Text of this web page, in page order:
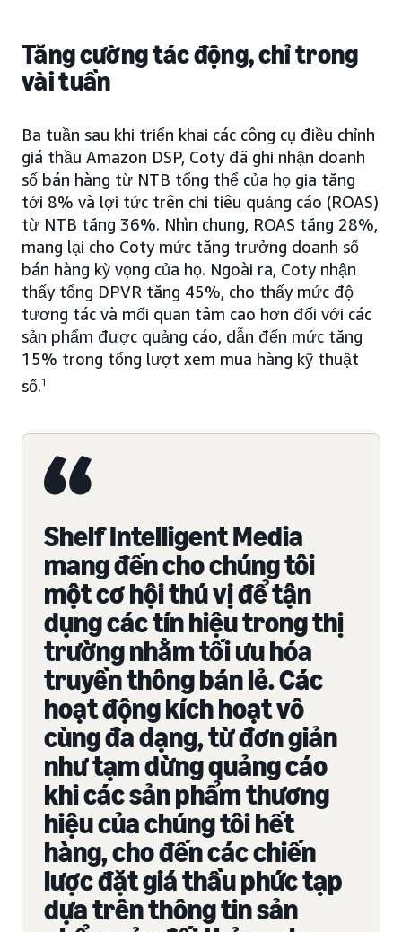
Tăng cường tác động, chỉ trong
vài tuần
Ba tuần sau khi triển khai các công cụ điều chỉnh
giá thầu Amazon DSP, Coty đã ghi nhận doanh
số bán hàng từ NTB tổng thể của họ gia tăng
tới 8% và lợi tức trên chi tiêu quảng cáo (ROAS)
từ NTB tăng 36%. Nhìn chung, ROAS tăng 28%,
mang lại cho Coty mức tăng trưởng doanh số
bán hàng kỳ vọng của họ. Ngoài ra, Coty nhận
thấy tổng DPVR tăng 45%, cho thấy mức độ
tương tác và mối quan tâm cao hơn đối với các
sản phẩm được quảng cáo, dẫn đến mức tăng
15% trong tổng lượt xem mua hàng kỹ thuật
số.1
Shelf Intelligent Media
mang đến cho chúng tôi
một cơ hội thú vị để tận
dụng các tín hiệu trong thị
trường nhằm tối ưu hóa
truyền thông bán lẻ. Các
hoạt động kích hoạt vô
cùng đa dạng, từ đơn giản
như tạm dừng quảng cáo
khi các sản phẩm thương
hiệu của chúng tôi hết
hàng, cho đến các chiến
lược đặt giá thầu phức tạp
dựa trên thông tin sản